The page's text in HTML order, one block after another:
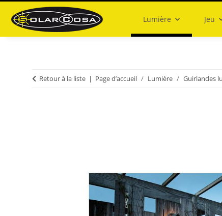
Lumière Jeu
Retour à la liste Page d’accueil Lumière Guirlandes